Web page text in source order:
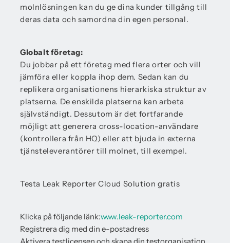
molnlösningen kan du ge dina kunder tillgång till
deras data och samordna din egen personal.
Globalt företag:
Du jobbar på ett företag med flera orter och vill
jämföra eller koppla ihop dem. Sedan kan du
replikera organisationens hierarkiska struktur av
platserna. De enskilda platserna kan arbeta
självständigt. Dessutom är det fortfarande
möjligt att generera cross-location-användare
(kontrollera från HQ) eller att bjuda in externa
tjänsteleverantörer till molnet, till exempel.
Testa Leak Reporter Cloud Solution gratis
Klicka på följande länk:www.leak-reporter.com
Registrera dig med din e-postadress